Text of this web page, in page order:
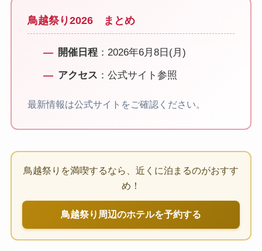
鳥越祭り2026 まとめ
開催日程：2026年6月8日(月)
アクセス ：公式サイト参照
最新情報は公式サイトをご確認ください。
鳥越祭りを満喫するなら、近くに泊まるのがおすす
め！
鳥越祭り周辺のホテルを予約する